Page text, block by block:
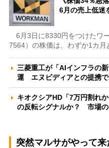
6月の売上低迷
6月3日に8330円をつけたワ
7564）の株価は、わずか1カ月
三菱重工が「AIインフラの
運 エヌビディアとの提携
キオクシアHD「7万円割れ
の反転シグナルか？ 市場
突然マルサがやって来